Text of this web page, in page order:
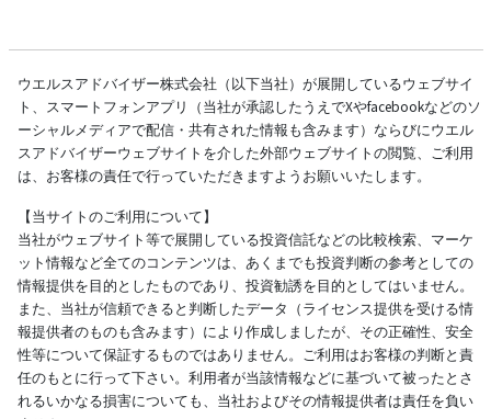
ウエルスアドバイザー株式会社（以下当社）が展開しているウェブサイ
ト、スマートフォンアプリ（当社が承認したうえでXやfacebookなどのソ
ーシャルメディアで配信・共有された情報も含みます）ならびにウエル
スアドバイザーウェブサイトを介した外部ウェブサイトの閲覧、ご利用
は、お客様の責任で行っていただきますようお願いいたします。
【当サイトのご利用について】
当社がウェブサイト等で展開している投資信託などの比較検索、マーケ
ット情報など全てのコンテンツは、あくまでも投資判断の参考としての
情報提供を目的としたものであり、投資勧誘を目的としてはいません。
また、当社が信頼できると判断したデータ（ライセンス提供を受ける情
報提供者のものも含みます）により作成しましたが、その正確性、安全
性等について保証するものではありません。ご利用はお客様の判断と責
任のもとに行って下さい。利用者が当該情報などに基づいて被ったとさ
れるいかなる損害についても、当社およびその情報提供者は責任を負い